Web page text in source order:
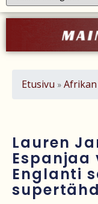
Nigel Farage vaatii
Justin Trudeau
Turistijuna kaatui
Työläistaustainen
Etusivu »
Lauren
Englanti